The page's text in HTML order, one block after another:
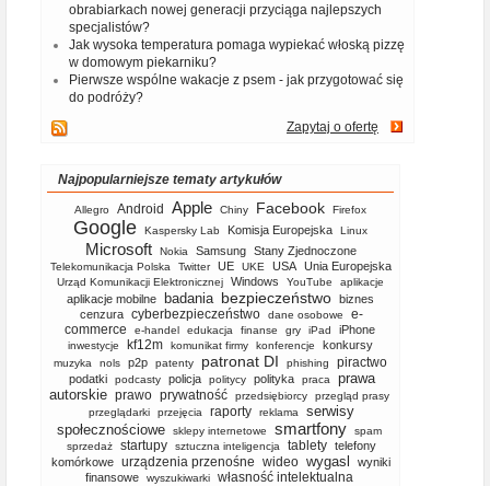
obrabiarkach nowej generacji przyciąga najlepszych
specjalistów?
Jak wysoka temperatura pomaga wypiekać włoską pizzę
w domowym piekarniku?
Pierwsze wspólne wakacje z psem - jak przygotować się
do podróży?
Zapytaj o ofertę
Najpopularniejsze tematy artykułów
Allegro Android Apple Chiny Facebook Firefox
Google Kaspersky Lab Komisja Europejska Linux
Microsoft Nokia Samsung Stany Zjednoczone
Telekomunikacja Polska Twitter UE UKE USA Unia Europejska
Urząd Komunikacji Elektronicznej Windows YouTube aplikacje
aplikacje mobilne badania bezpieczeństwo biznes
cenzura cyberbezpieczeństwo dane osobowe
e-
commerce
e-handel edukacja finanse gry iPad iPhone
inwestycje kf12m komunikat firmy konferencje konkursy
muzyka nols p2p patenty patronat DI phishing piractwo
podatki podcasty policja politycy polityka praca
prawa
autorskie prawo prywatność przedsiębiorcy
przegląd prasy
przeglądarki
przejęcia raporty reklama
serwisy
społecznościowe
sklepy internetowe smartfony
spam
sprzedaż
startupy sztuczna inteligencja tablety telefony
komórkowe
urządzenia przenośne wideo wygasl
wyniki
finansowe
wyszukiwarki własność intelektualna